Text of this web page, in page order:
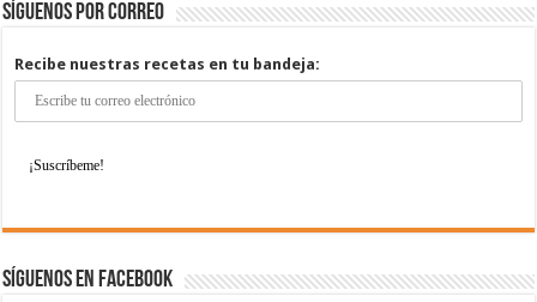
Síguenos por correo
Recibe nuestras recetas en tu bandeja:
Síguenos en Facebook